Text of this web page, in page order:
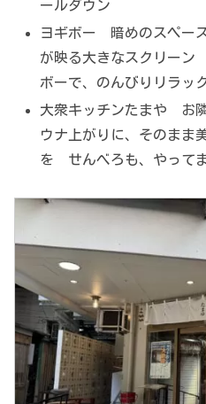
ールダウン
ヨギボー 暗めのスペー
が映る大きなスクリー
ボーで、のんびりリラッ
大衆キッチンたまや お
ウナ上がりに、そのまま
を せんべろも、やって